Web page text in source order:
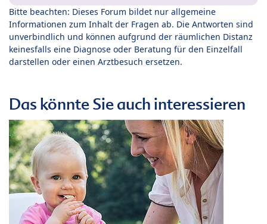
Bitte beachten: Dieses Forum bildet nur allgemeine
Informationen zum Inhalt der Fragen ab. Die Antworten sind
unverbindlich und können aufgrund der räumlichen Distanz
keinesfalls eine Diagnose oder Beratung für den Einzelfall
darstellen oder einen Arztbesuch ersetzen.
Das könnte Sie auch interessieren